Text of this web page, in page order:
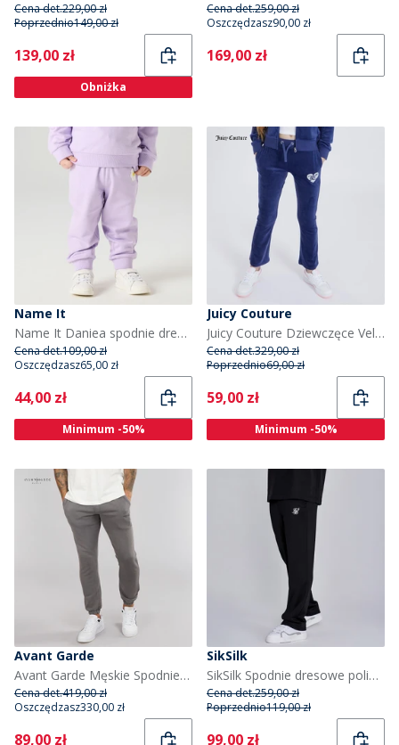
Cena det.229,00 zł
Poprzednio149,00 zł
Current
139,00 zł
Obniżka
Cena det.259,00 zł
Oszczędzasz90,00 zł
Current
169,00 zł
Name It
Name It Daniea spodnie dresowe dla dziewczynki kolor Lavendula
Cena det.109,00 zł
Oszczędzasz65,00 zł
Current
44,00 zł
Minimum -50%
Juicy Couture
Juicy Couture Dziewczęce Velour Spodnie Dresowe Niebieski
Cena det.329,00 zł
Poprzednio69,00 zł
Current
59,00 zł
Minimum -50%
Avant Garde
Avant Garde Męskie Spodnie Dresowe Wyprany Szary
Cena det.419,00 zł
Oszczędzasz330,00 zł
Current
89,00 zł
SikSilk
SikSilk Spodnie dresowe poliestrowe dla niego kolor Czarny
Cena det.259,00 zł
Poprzednio119,00 zł
Current
99,00 zł